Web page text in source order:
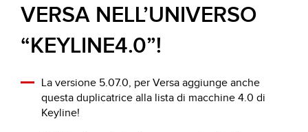
VERSA NELL’UNIVERSO
“KEYLINE4.0”!
La versione 5.07.0, per Versa aggiunge anche
questa duplicatrice alla lista di macchine 4.0 di
Keyline!